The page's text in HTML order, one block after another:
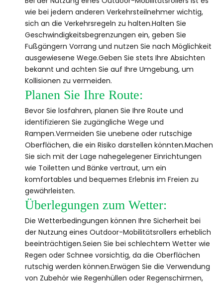
wie bei jedem anderen Verkehrsteilnehmer wichtig,
sich an die Verkehrsregeln zu halten.Halten Sie
Geschwindigkeitsbegrenzungen ein, geben Sie
Fußgängern Vorrang und nutzen Sie nach Möglichkeit
ausgewiesene Wege.Geben Sie stets Ihre Absichten
bekannt und achten Sie auf Ihre Umgebung, um
Kollisionen zu vermeiden.
Planen Sie Ihre Route:
Bevor Sie losfahren, planen Sie Ihre Route und
identifizieren Sie zugängliche Wege und
Rampen.Vermeiden Sie unebene oder rutschige
Oberflächen, die ein Risiko darstellen könnten.Machen
Sie sich mit der Lage nahegelegener Einrichtungen
wie Toiletten und Bänke vertraut, um ein
komfortables und bequemes Erlebnis im Freien zu
gewährleisten.
Überlegungen zum Wetter:
Die Wetterbedingungen können Ihre Sicherheit bei
der Nutzung eines Outdoor-Mobilitätsrollers erheblich
beeinträchtigen.Seien Sie bei schlechtem Wetter wie
Regen oder Schnee vorsichtig, da die Oberflächen
rutschig werden können.Erwägen Sie die Verwendung
von Zubehör wie Regenhüllen oder Regenschirmen,